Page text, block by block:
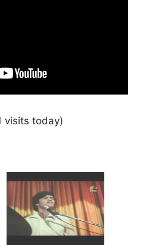
visits today)